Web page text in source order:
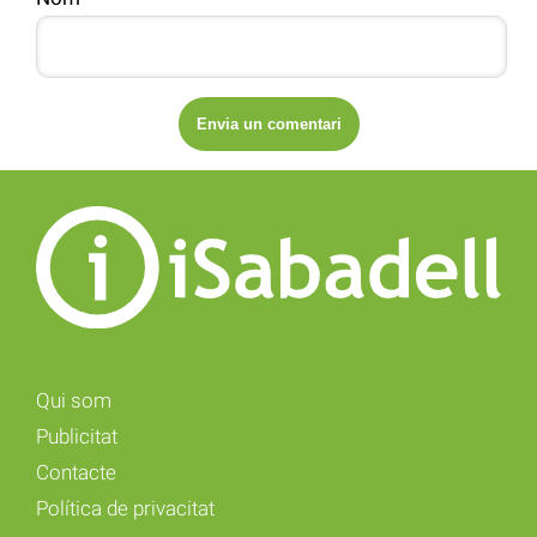
Qui som
Publicitat
Contacte
Política de privacitat